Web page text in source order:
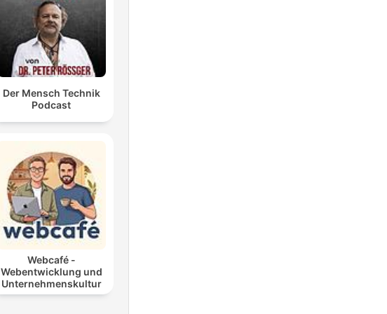
Der Mensch Technik
Podcast
Webcafé -
Webentwicklung und
Unternehmenskultur